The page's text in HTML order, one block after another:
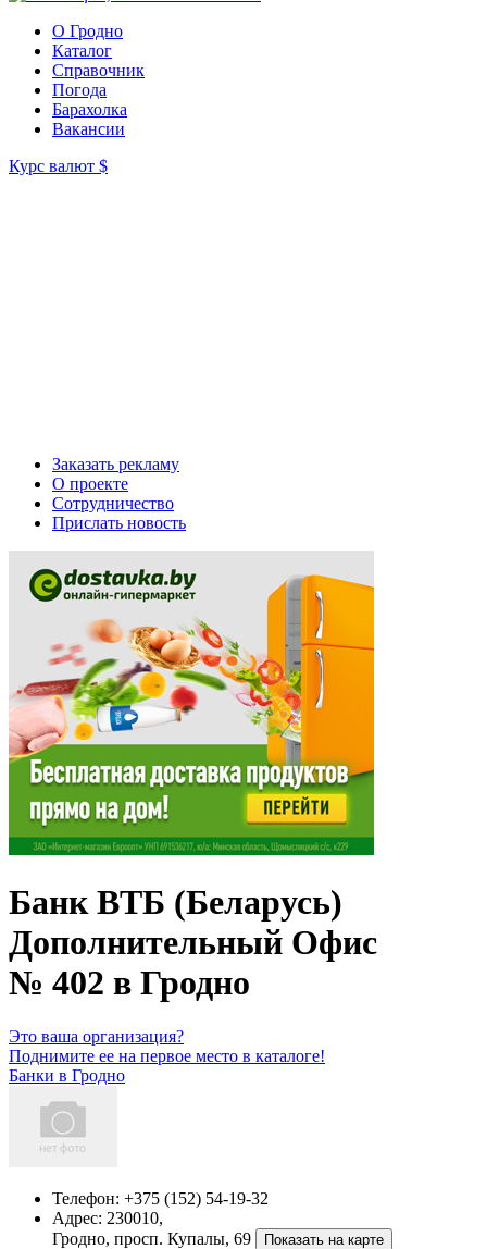
О Гродно
Каталог
Справочник
Погода
Барахолка
Вакансии
Курс валют $
Заказать рекламу
О проекте
Сотрудничество
Прислать новость
Банк ВТБ (Беларусь)
Дополнительный Офис
№ 402 в Гродно
Это ваша организация?
Поднимите ее на первое место в каталоге!
Банки в Гродно
Телефон: +375 (152) 54-19-32
Адрес: 230010,
Гродно, просп. Купалы, 69